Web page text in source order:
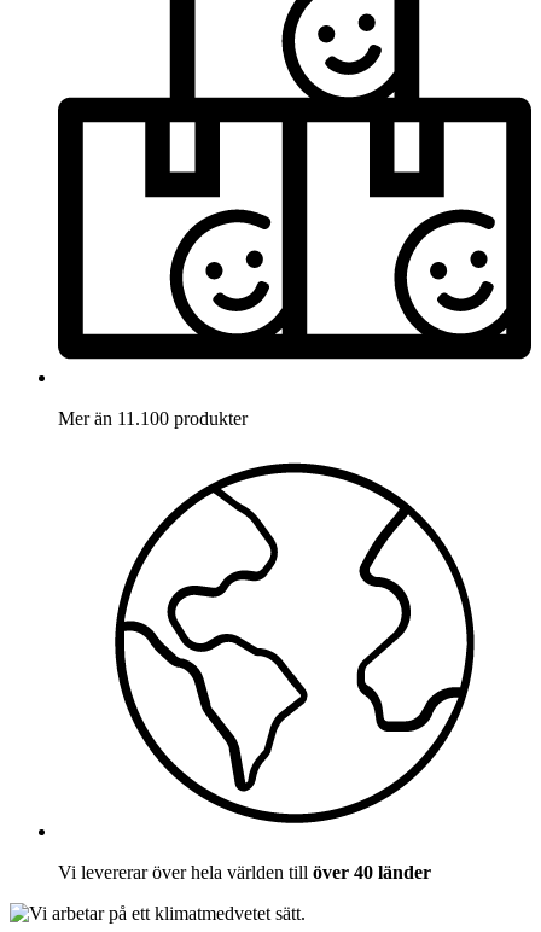
Mer än 11.100 produkter
Vi levererar över hela världen till över 40 länder